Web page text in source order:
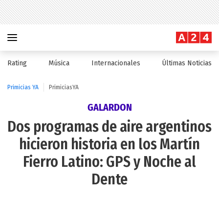
Rating Música Internacionales Últimas Noticias
Primicias YA PrimiciasYA
GALARDON
Dos programas de aire argentinos
hicieron historia en los Martín
Fierro Latino: GPS y Noche al
Dente